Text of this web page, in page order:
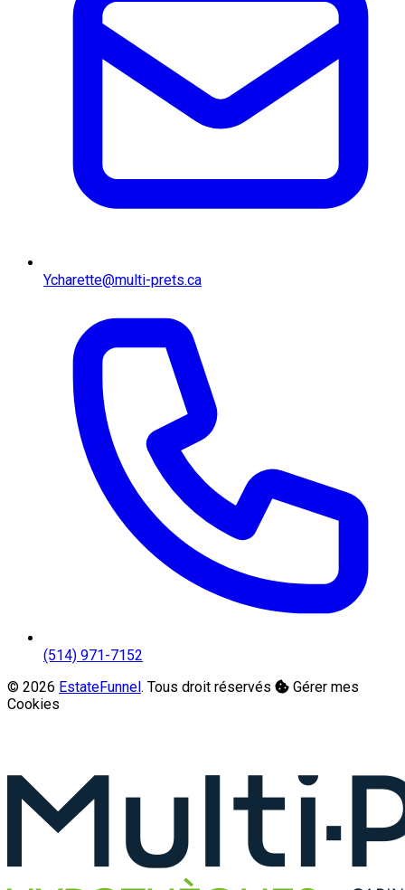
Ycharette@multi-prets.ca
(514) 971-7152
© 2026 EstateFunnel. Tous droit réservés
Gérer mes
Cookies